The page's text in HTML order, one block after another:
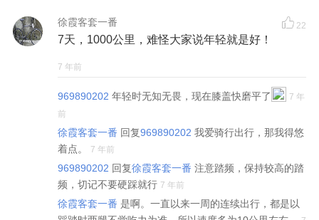
徐霞客套一番 22
7天，1000公里，难怪大家说年轻就是好！
7 年前
969890202 年轻时无知无畏，现在膝盖快磨平了
7 年
前
徐霞客套一番 回复969890202 我爱骑行出行，那我得悠
着点。
7 年前
969890202 回复徐霞客套一番 注意踏频，保持较高的踏
频，切记不要硬踩就行 7 年前
徐霞客套一番 是啊。一直以来一周的连续出行，都是以